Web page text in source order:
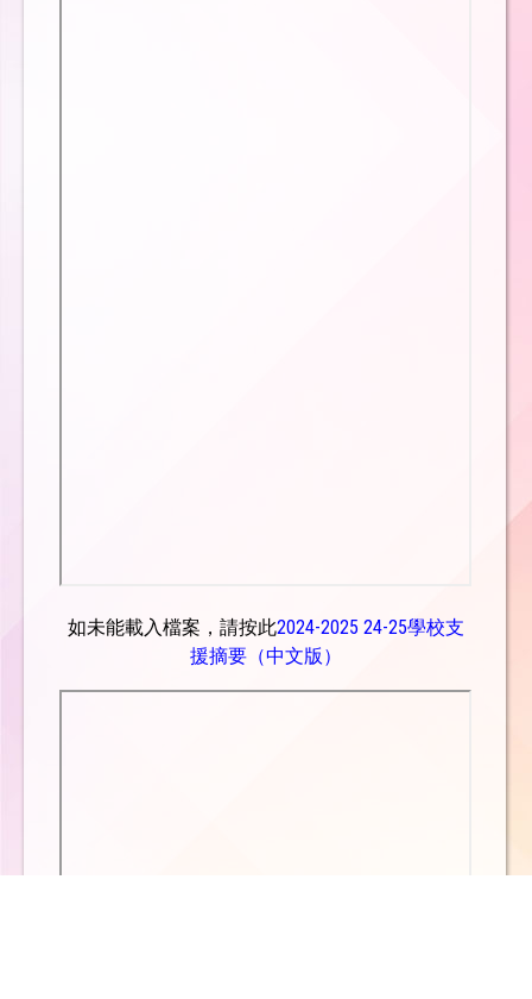
如未能載入檔案，請按此2024-2025 24-25學校支
援摘要（中文版）